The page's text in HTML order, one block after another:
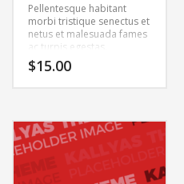
Pellentesque habitant
morbi tristique senectus et
netus et malesuada fames
ac turpis egestas.
Vestibulum tortor quam,
feugiat vitae, ultricies eget,
Aenean ultricies mi vitae
est. Mauris placerat
eleifend leo.
$15.00